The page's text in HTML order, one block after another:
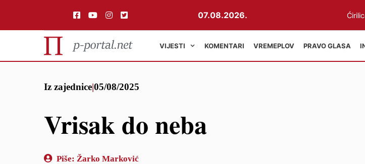
07.08.2026.
VIJESTI KOMENTARI VREMEPLOV PRAVO GLASA
Iz zajednice|05/08/2025
Vrisak do neba
Piše: Žarko Marković